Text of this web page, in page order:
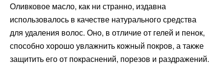
Оливковое масло, как ни странно, издавна
использовалось в качестве натурального средства
для удаления волос. Оно, в отличие от гелей и пенок,
способно хорошо увлажнить кожный покров, а также
защитить его от покраснений, порезов и раздражений.